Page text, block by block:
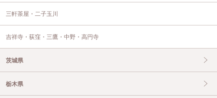
三軒茶屋・二子玉川
吉祥寺・荻窪・三鷹・中野・高円寺
茨城県
栃木県